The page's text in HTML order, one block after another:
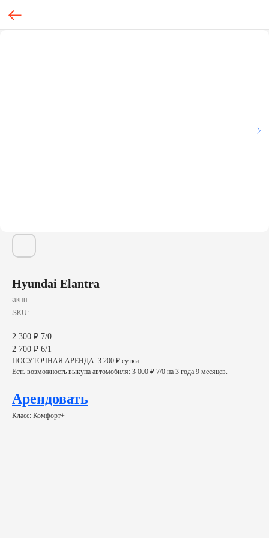
Hyundai Elantra
акпп
SKU:
2 300 ₽ 7/0
2 700 ₽ 6/1
ПОСУТОЧНАЯ АРЕНДА: 3 200 ₽ сутки
Есть возможность выкупа автомобиля: 3 000 ₽ 7/0 на 3 года 9 месяцев.
Арендовать
Класс: Комфорт+